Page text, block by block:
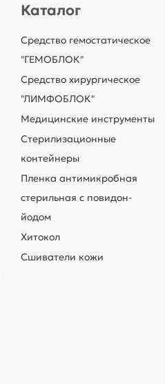
Каталог
Средство гемостатическое
"ГЕМОБЛОК"
Средство хирургическое
"ЛИМФОБЛОК"
Медицинские инструменты
Стерилизационные
контейнеры
Пленка антимикробная
стерильная с повидон-
йодом
Хитокол
Сшиватели кожи